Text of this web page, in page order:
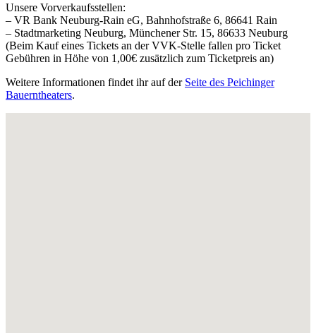
Unsere Vorverkaufsstellen:
– VR Bank Neuburg-Rain eG, Bahnhofstraße 6, 86641 Rain
– Stadtmarketing Neuburg, Münchener Str. 15, 86633 Neuburg
(Beim Kauf eines Tickets an der VVK-Stelle fallen pro Ticket
Gebühren in Höhe von 1,00€ zusätzlich zum Ticketpreis an)
Weitere Informationen findet ihr auf der Seite des Peichinger
Bauerntheaters.